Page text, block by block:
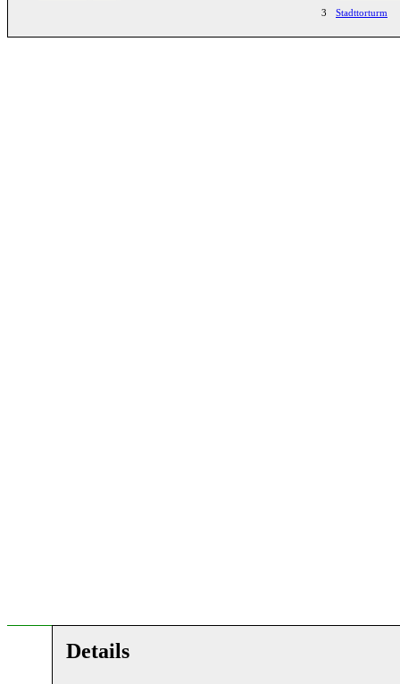
3
Stadttorturm
Details